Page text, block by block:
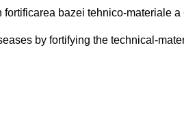
bazei tehnico-materiale a
by fortifying the technical-